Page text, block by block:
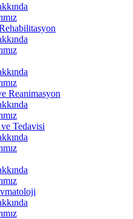
Reanimasyon
Tedavisi